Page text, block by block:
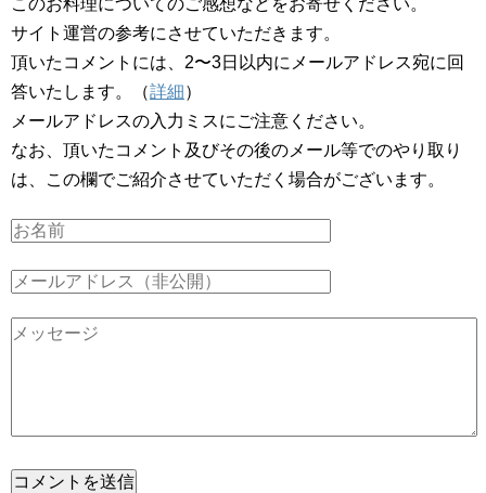
このお料理についてのご感想などをお寄せください。
サイト運営の参考にさせていただきます。
頂いたコメントには、2〜3日以内にメールアドレス宛に回
答いたします。（詳細）
メールアドレスの入力ミスにご注意ください。
なお、頂いたコメント及びその後のメール等でのやり取り
は、この欄でご紹介させていただく場合がございます。